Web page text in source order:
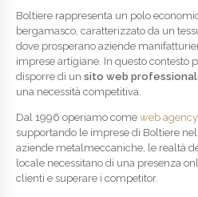
Boltiere rappresenta un polo
bergamasco, caratterizzato da un
dove prosperano aziende
imprese artigiane. In questo contesto
disporre di un sito web
una necessità competitiva.
Dal 1996 operiamo come web agency
supportando le imprese di Boltiere
aziende metalmeccaniche, le realtà
locale necessitano di una presenza
clienti e superare i competitor.